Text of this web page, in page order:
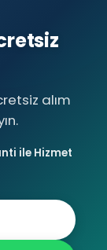
alım
ile Hizmet